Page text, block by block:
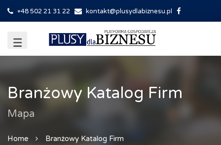
+48 502 21 31 22 kontakt@plusydlabiznesu.pl
Branżowy Katalog Firm
Mapa
Home Branżowy Katalog Firm